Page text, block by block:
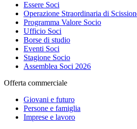
Essere Soci
Operazione Straordinaria di
Programma Valore Socio
Ufficio Soci
Borse di studio
Eventi Soci
Stagione Socio
Assemblea Soci 2026
Offerta commerciale
Giovani e futuro
Persone e famiglia
Imprese e lavoro